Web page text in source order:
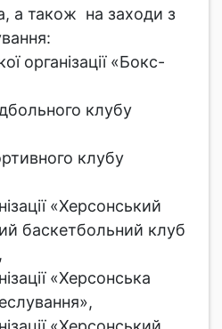
а також на заходи з
організації «Бокс-
клубу
клубу
«Херсонський
баскетбольний клуб
«Херсонська